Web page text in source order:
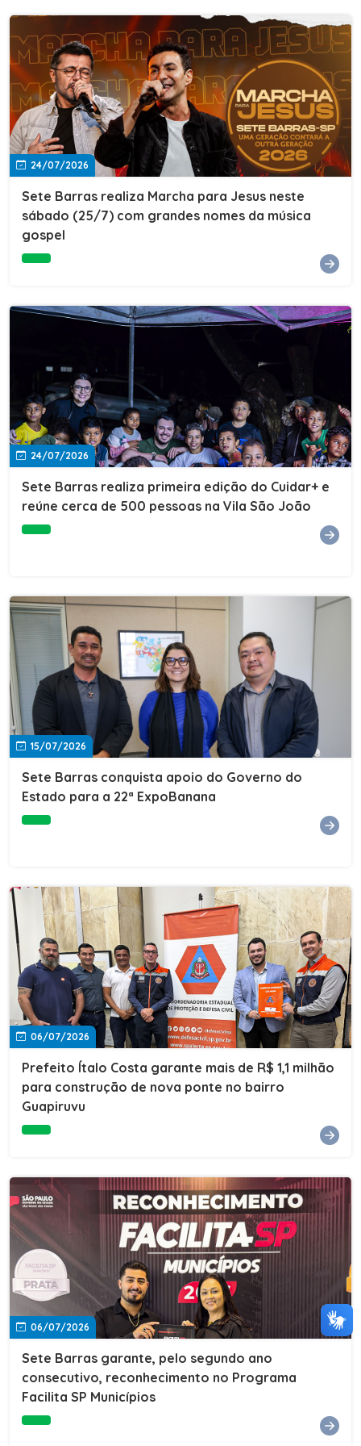
24/07/2026
Sete Barras realiza Marcha para Jesus neste
sábado (25/7) com grandes nomes da música
gospel
24/07/2026
Sete Barras realiza primeira edição do Cuidar+ e
reúne cerca de 500 pessoas na Vila São João
15/07/2026
Sete Barras conquista apoio do Governo do
Estado para a 22ª ExpoBanana
06/07/2026
Prefeito Ítalo Costa garante mais de R$ 1,1 milhão
para construção de nova ponte no bairro
Guapiruvu
06/07/2026
Sete Barras garante, pelo segundo ano
consecutivo, reconhecimento no Programa
Facilita SP Municípios